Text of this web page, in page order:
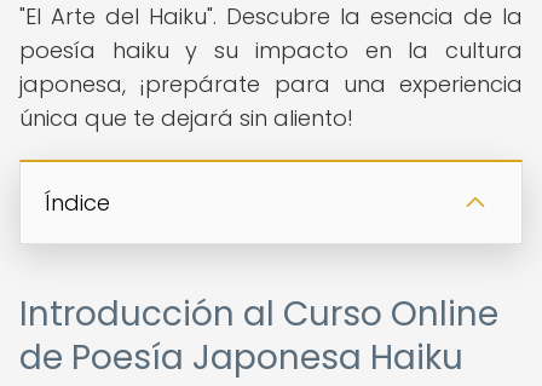
"El Arte del Haiku". Descubre la esencia de la
poesía haiku y su impacto en la cultura
japonesa, ¡prepárate para una experiencia
única que te dejará sin aliento!
Índice
Introducción al Curso Online
de Poesía Japonesa Haiku